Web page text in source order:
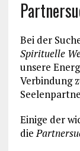
Bei der
Spirituelle
unsere
Verbindung
Einige der
die